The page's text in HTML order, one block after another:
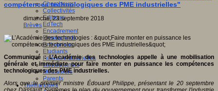
Chercheurs
Collectivités
Editeurs
EdTech
Encadrement
Enseignants
Entreprises
Etudiants
Filières industrielles
Institutionnels
Médiateurs
Parents
Thématiques
compétences technologiques des PME industrielles"
dimanche, 23 septembre 2018
Brèves
Communiqué : L’Académie des technologies appelle à une mobilisation
générale et immédiate pour faire monter en puissance les compétences
technologiques des PME industrielles.
Alors que le premier ministre Édouard Philippe, présentant le 20 septembre